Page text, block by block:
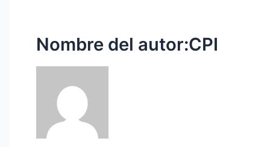
Nombre del autor:CPI